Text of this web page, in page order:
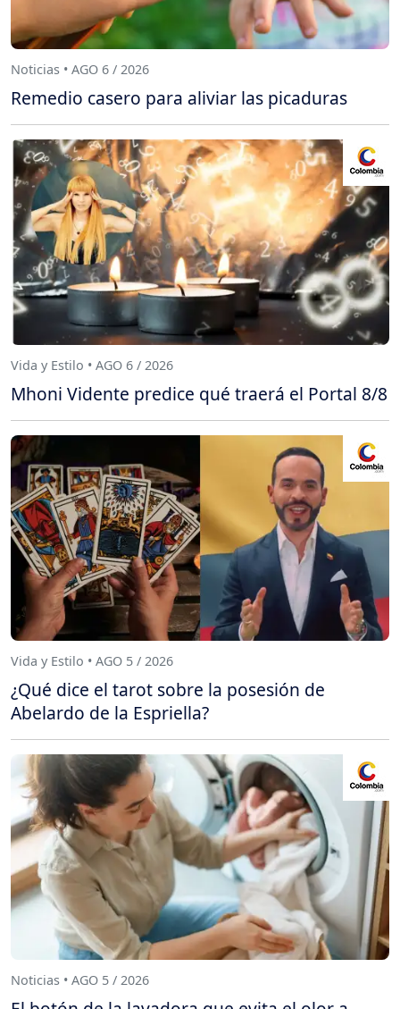
Noticias • AGO 6 / 2026
Remedio casero para aliviar las picaduras
Vida y Estilo • AGO 6 / 2026
Mhoni Vidente predice qué traerá el Portal 8/8
Vida y Estilo • AGO 5 / 2026
¿Qué dice el tarot sobre la posesión de
Abelardo de la Espriella?
Noticias • AGO 5 / 2026